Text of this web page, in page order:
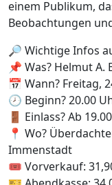
einem Publikum,
Beobachtungen
🔎 Wichtige Infos
📌 Was? Helmut A.
📅 Wann? Freitag,
🕗 Beginn? 20.00
🚪 Einlass? Ab
📍 Wo?
Immenstadt
🎟️ Vorverkauf: